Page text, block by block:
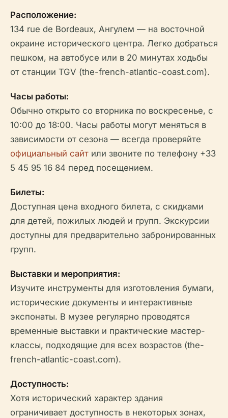
Расположение:
134 rue de Bordeaux, Ангулем — на восточной
окраине исторического центра. Легко добраться
пешком, на автобусе или в 20 минутах ходьбы
от станции TGV (the-french-atlantic-coast.com).
Часы работы:
Обычно открыто со вторника по воскресенье, с
10:00 до 18:00. Часы работы могут меняться в
зависимости от сезона — всегда проверяйте
официальный сайт или звоните по телефону +33
5 45 95 16 84 перед посещением.
Билеты:
Доступная цена входного билета, с скидками
для детей, пожилых людей и групп. Экскурсии
доступны для предварительно забронированных
групп.
Выставки и мероприятия:
Изучите инструменты для изготовления бумаги,
исторические документы и интерактивные
экспонаты. В музее регулярно проводятся
временные выставки и практические мастер-
классы, подходящие для всех возрастов (the-
french-atlantic-coast.com).
Доступность:
Хотя исторический характер здания
ограничивает доступность в некоторых зонах,